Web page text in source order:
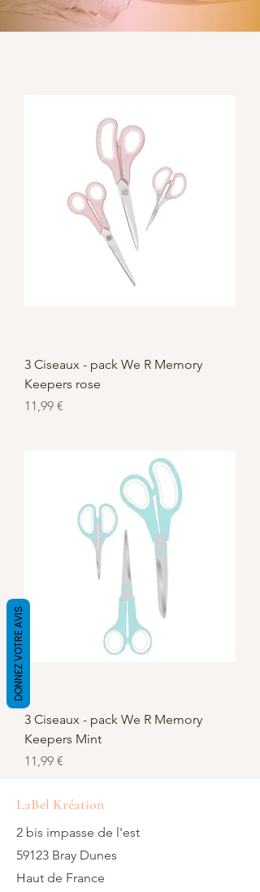
3 Ciseaux - pack We R Memory
Keepers rose
Prix
11,99 €
3 Ciseaux - pack We R Memory
Keepers Mint
Prix
11,99 €
LaBel Kréation
2 bis impasse de l'est
59123 Bray Dunes
Haut de France
DONNEZ VOTRE AVIS